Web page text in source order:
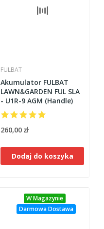
FULBAT
Akumulator FULBAT
LAWN&GARDEN FUL SLA
- U1R-9 AGM (Handle)
260,00 zł
Dodaj do koszyka
W Magazynie
Darmowa Dostawa